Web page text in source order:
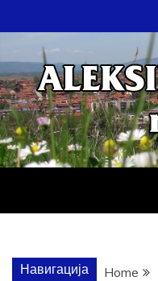
to
content
ДРУШТВО,
СПОРТ,
Навигација Home